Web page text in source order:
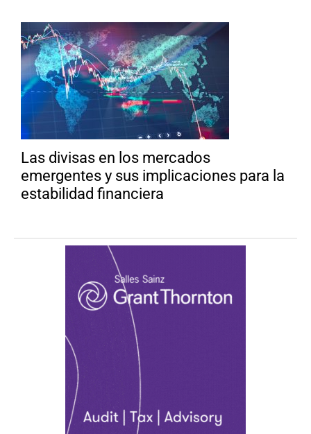
Las divisas en los mercados
emergentes y sus implicaciones para la
estabilidad financiera